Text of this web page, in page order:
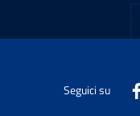
Seguici su